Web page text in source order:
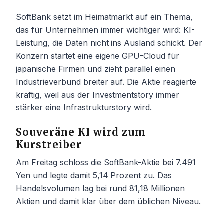
SoftBank setzt im Heimatmarkt auf ein Thema,
das für Unternehmen immer wichtiger wird: KI-
Leistung, die Daten nicht ins Ausland schickt. Der
Konzern startet eine eigene GPU-Cloud für
japanische Firmen und zieht parallel einen
Industrieverbund breiter auf. Die Aktie reagierte
kräftig, weil aus der Investmentstory immer
stärker eine Infrastrukturstory wird.
Souveräne KI wird zum
Kurstreiber
Am Freitag schloss die SoftBank-Aktie bei 7.491
Yen und legte damit 5,14 Prozent zu. Das
Handelsvolumen lag bei rund 81,18 Millionen
Aktien und damit klar über dem üblichen Niveau.